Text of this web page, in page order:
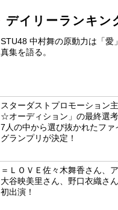
デイリーランキン
STU48 中村舞の原動力は「愛
真集を語る。
スターダストプロモーション
☆オーディション」の最終選
7人の中から選び抜かれたファ
グランプリが決定！
＝ＬＯＶＥ佐々木舞香さん、
大谷映美里さん、野口衣織さ
初出演！